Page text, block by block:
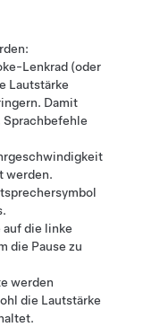
Lenkrad (oder
Lautstärke
Damit
Sprachbefehle
werden.
auf die linke
die Pause zu
werden
die Lautstärke